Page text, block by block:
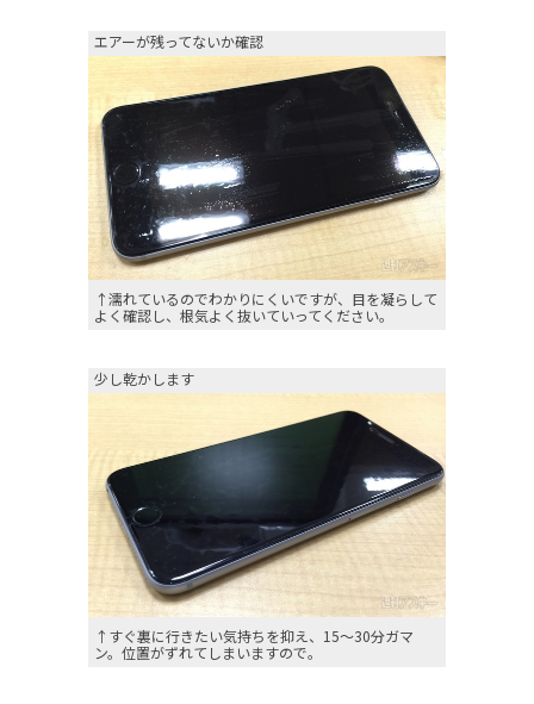
エアーが残ってないか確認
↑濡れているのでわかりにくいですが、目を凝らして
よく確認し、根気よく抜いていってください。
少し乾かします
↑すぐ裏に行きたい気持ちを抑え、15～30分ガマ
ン。位置がずれてしまいますので。